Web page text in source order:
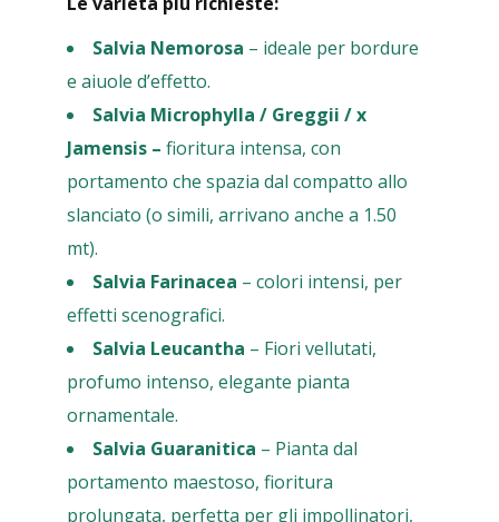
Salvia Nemorosa – ideale per bordure
e aiuole d’effetto.
Salvia Microphylla/ Greggii / x
Jamensis –fioritura intensa, con
portamento che spazia dal compatto allo
slanciato (o simili, arrivano anche a 1.50
mt).
Salvia Farinacea – colori intensi, per
effetti scenografici.
Salvia Leucantha – Fiori vellutati,
profumo intenso, elegante pianta
ornamentale.
Salvia Guaranitica – Pianta dal
portamento maestoso, fioritura
prolungata, perfetta per gli impollinatori,